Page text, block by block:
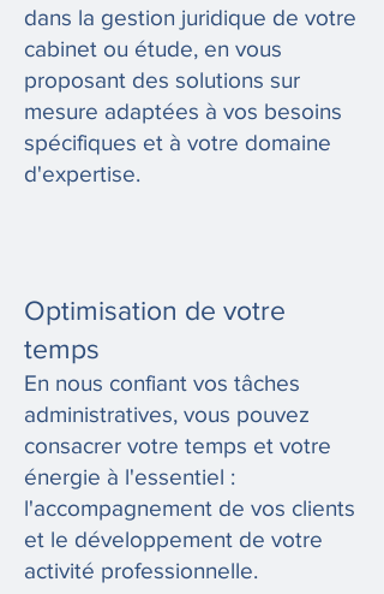
dans la gestion juridique de votre
cabinet ou étude, en vous
proposant des solutions sur
mesure adaptées à vos besoins
spécifiques et à votre domaine
d'expertise.
Optimisation de votre
temps
En nous confiant vos tâches
administratives, vous pouvez
consacrer votre temps et votre
énergie à l'essentiel :
l'accompagnement de vos clients
et le développement de votre
activité professionnelle.